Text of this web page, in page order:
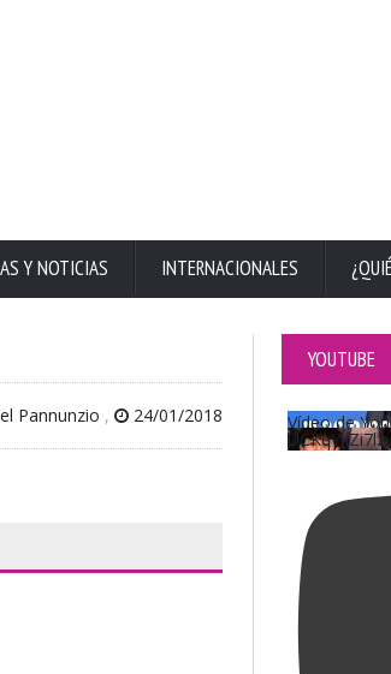
Y NOTICIAS INTERNACIONALES
Pannunzio , 24/01/2018
YOUTUBE
Vídeo de